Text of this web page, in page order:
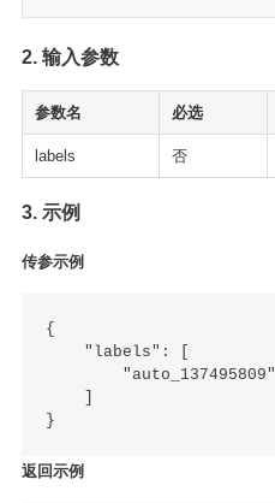
2. 输入参数
参数名 必选
labels 否
3. 示例
传参示例
{
    "labels": [
        "auto_137495809"
    ]
返回示例